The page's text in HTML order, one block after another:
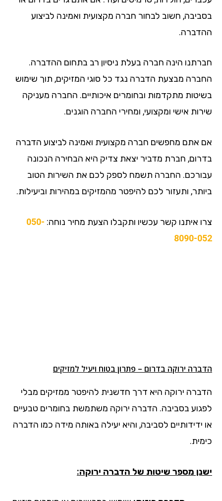
בסביבה, חשוב לבחור חברה מקצועית ואמינה לביצוע
ההדברה.
חברתנו הינה חברה בעלת ניסיון רב בתחום ההדברה.
החברה מבצעת הדברה נגד כל סוגי המזיקים, תוך שימוש
בשיטות מתקדמות ובחומרים איכותיים. החברה מעניקה
שירות אישי ומקצועי, ומחירי החברה הוגנים.
אם אתם מחפשים חברה מקצועית ואמינה לביצוע הדברה
בדרום, חברת מדביר יצאת צדיק היא הבחירה הנכונה
עבורכם. החברה תשמח לספק לכם את השירות הטוב
ביותר, ותעזור לכם להיפטר מהמזיקים במהירות וביעילות.
צרו איתנו קשר עכשיו ותקבלו הצעת מחיר נוחה: 050-
8090-052
הדברה ירוקה בדרום – פתרון בטוח ויעיל למזיקים
הדברה ירוקה היא דרך חדשנית להיפטר ממזיקים מבלי
לפגוע בסביבה. הדברה ירוקה משתמשת בחומרים טבעיים
או ידידותיים לסביבה, והיא יעילה באותה מידה כמו הדברה
כימית.
ישנן מספר שיטות של הדברה ירוקה: